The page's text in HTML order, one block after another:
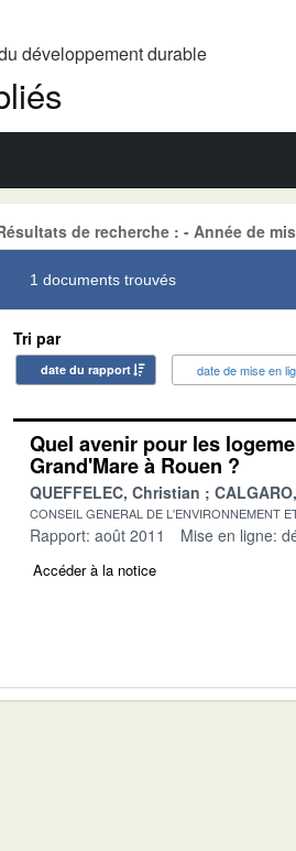
développement durable
de recherche : - Année de
1 documents trouvés
Tri par
date du rapport date de mise en
Quel avenir pour les
Grand'Mare à Rouen ?
QUEFFELEC, Christian
CONSEIL GENERAL DE L'ENVIRONNEMENT
Rapport: août 2011 Mise en ligne:
Accéder à la notice